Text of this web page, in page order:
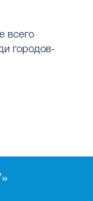
всего
городов-